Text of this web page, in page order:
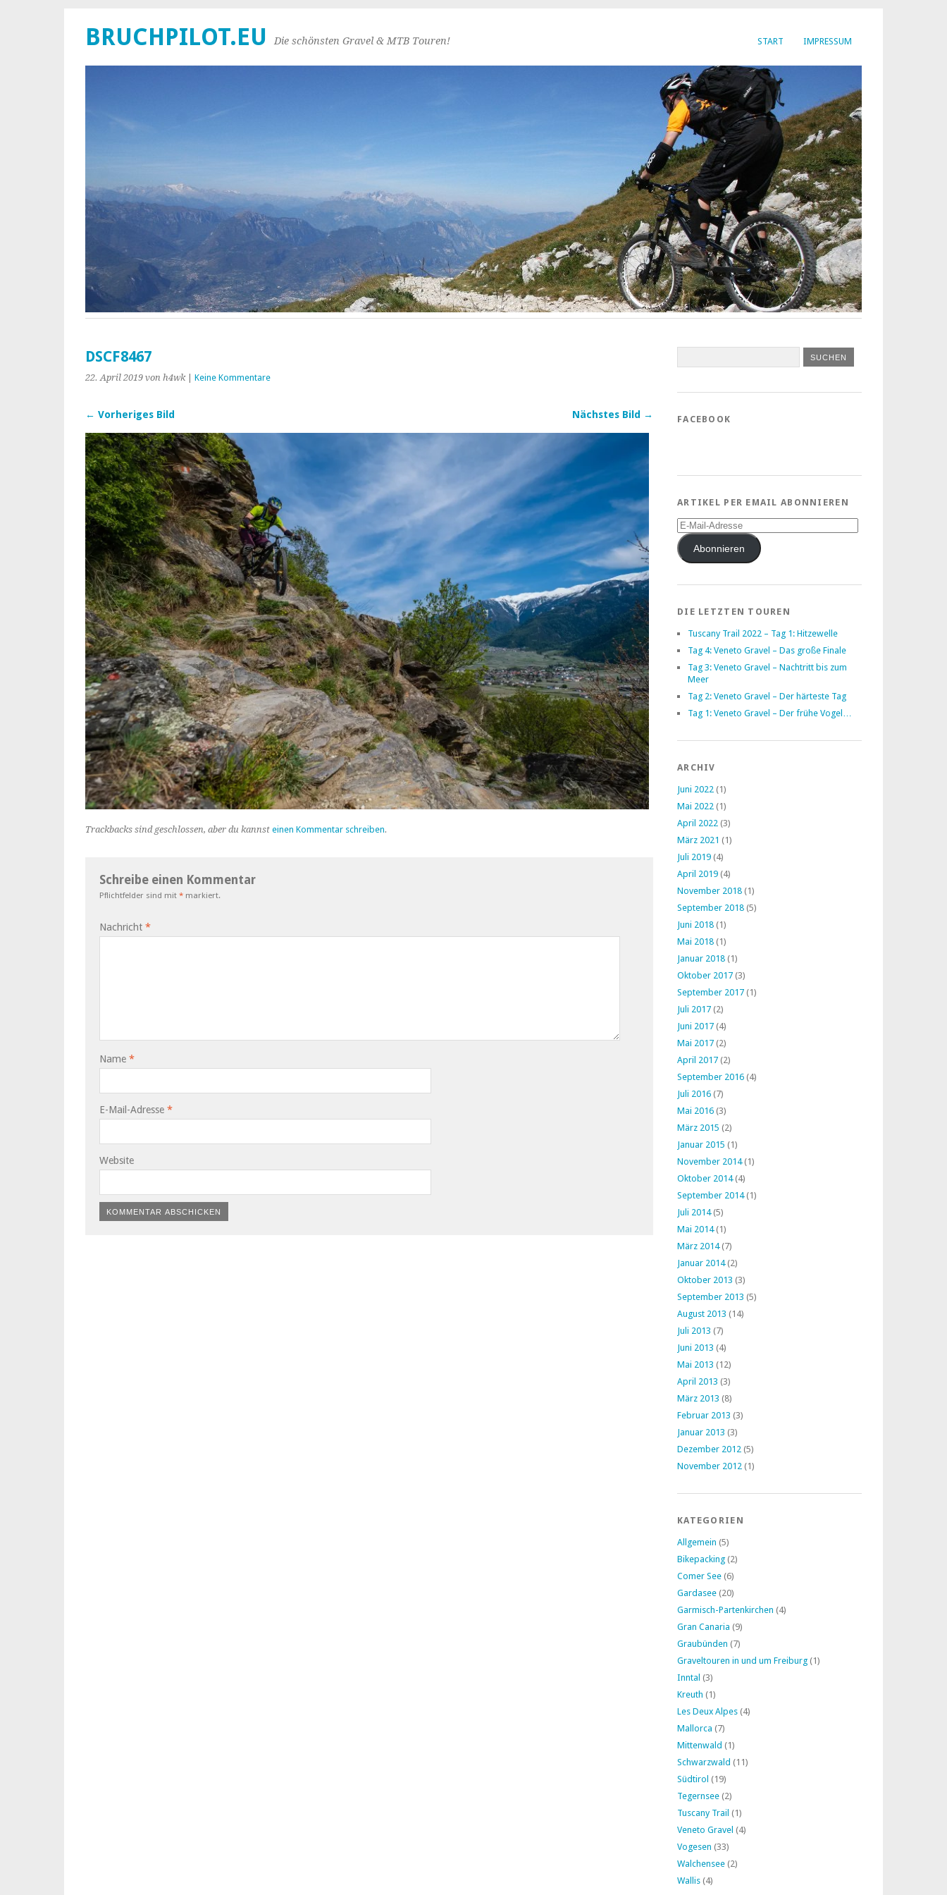
START IMPRESSUM
BRUCHPILOT.EU Die schönsten Gravel & MTB Touren!
DSCF8467
22. April 2019 von h4wk| Keine Kommentare
← Vorheriges Bild Nächstes Bild →
Trackbacks sind geschlossen, aber du kannst einen Kommentar schreiben.
Schreibe einen Kommentar
Pflichtfelder sind mit * markiert.
Nachricht *
Name *
E-Mail-Adresse *
Website
FACEBOOK
ARTIKEL PER EMAIL ABONNIEREN
E-
Mail-
AdresseAbonnieren
DIE LETZTEN TOUREN
Tuscany Trail 2022 – Tag 1: Hitzewelle
Tag 4: Veneto Gravel – Das große Finale
Tag 3: Veneto Gravel – Nachtritt bis zum
Meer
Tag 2: Veneto Gravel – Der härteste Tag
Tag 1: Veneto Gravel – Der frühe Vogel…
ARCHIV
Juni 2022 (1)
Mai 2022 (1)
April 2022 (3)
März 2021 (1)
Juli 2019 (4)
April 2019 (4)
November 2018 (1)
September 2018 (5)
Juni 2018 (1)
Mai 2018 (1)
Januar 2018 (1)
Oktober 2017 (3)
September 2017 (1)
Juli 2017 (2)
Juni 2017 (4)
Mai 2017 (2)
April 2017 (2)
September 2016 (4)
Juli 2016 (7)
Mai 2016 (3)
März 2015 (2)
Januar 2015 (1)
November 2014(1)
Oktober 2014(4)
September 2014(1)
Juli 2014(5)
Mai 2014(1)
März 2014(7)
Januar 2014(2)
Oktober 2013 (3)
September 2013 (5)
August 2013 (14)
Juli 2013 (7)
Juni 2013 (4)
Mai 2013 (12)
April 2013 (3)
März 2013 (8)
Februar 2013 (3)
Januar 2013 (3)
Dezember 2012 (5)
November 2012 (1)
KATEGORIEN
Allgemein (5)
Bikepacking (2)
Comer See (6)
Gardasee (20)
Garmisch-Partenkirchen (4)
Gran Canaria (9)
Graubünden (7)
Graveltouren in und um Freiburg (1)
Inntal (3)
Kreuth (1)
Les Deux Alpes (4)
Mallorca (7)
Mittenwald (1)
Schwarzwald (11)
Südtirol (19)
Tegernsee (2)
Tuscany Trail (1)
Veneto Gravel (4)
Vogesen (33)
Walchensee (2)
Wallis (4)